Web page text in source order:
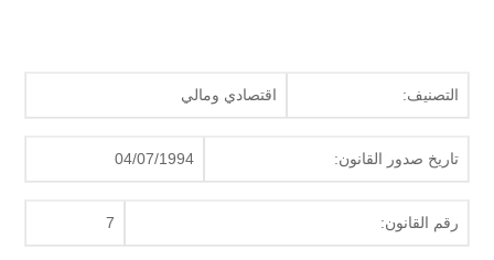
التصنيف: اقتصادي ومالي
تاريخ صدور القانون: 04/07/1994
رقم القانون: 7